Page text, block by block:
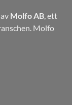
Molfo AB, ett
Molfo